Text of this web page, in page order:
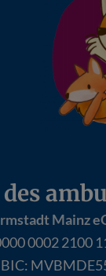
Mainz
0002 2100
BIC: